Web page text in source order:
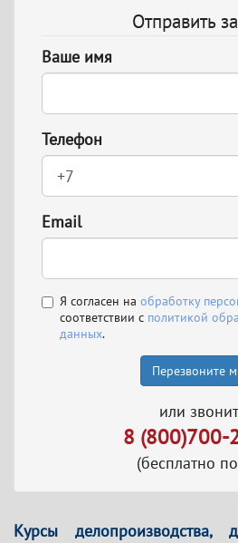
Отправить
Ваше имя
Телефон
Email
Я согласен на обработку
соответствии с политикой
данных.
Перезвоните
или
8 (800)700-
(бесплатно
Курсы делопроизводства,